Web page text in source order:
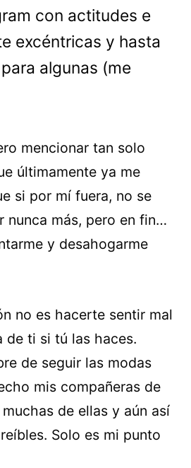
con actitudes e
excéntricas y hasta
algunas (me
mencionar tan solo
últimamente ya me
si por mí fuera, no se
nunca más, pero en fin…
y desahogarme
no es hacerte sentir mal
de ti si tú las haces.
de seguir las modas
mis compañeras de
de ellas y aún así
Solo es mi punto